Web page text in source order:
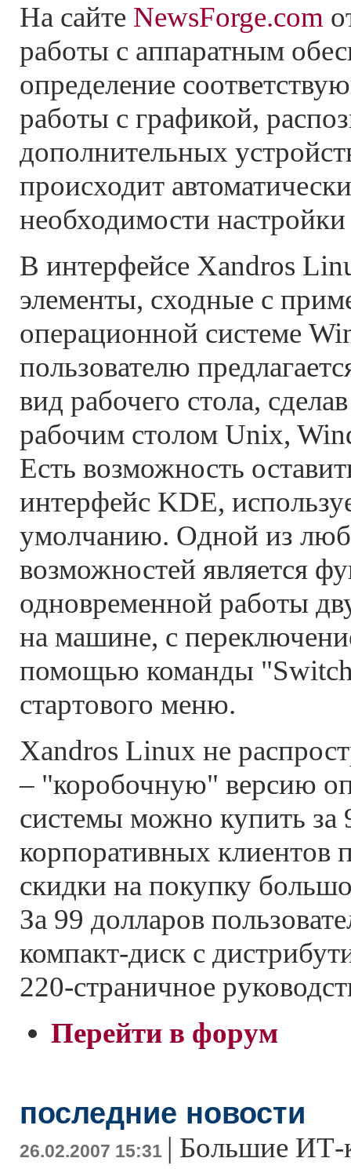
На сайте NewsForge.com
работы с аппаратным
определение
работы с графикой,
дополнительных
происходит
необходимости настройки
В интерфейсе Xandros
элементы, сходные с
операционной системе
пользователю
вид рабочего стола,
рабочим столом Unix,
Есть возможность
интерфейс KDE,
умолчанию. Одной из
возможностей является
одновременной работы
на машине, с
помощью команды
стартового меню.
Xandros Linux не
– "коробочную" версию
системы можно купить за
корпоративных клиентов
скидки на покупку
За 99 долларов
компакт-диск с
220-страничное
Перейти в форум
последние новости
26.02.2007 15:31 | Большие ИТ-